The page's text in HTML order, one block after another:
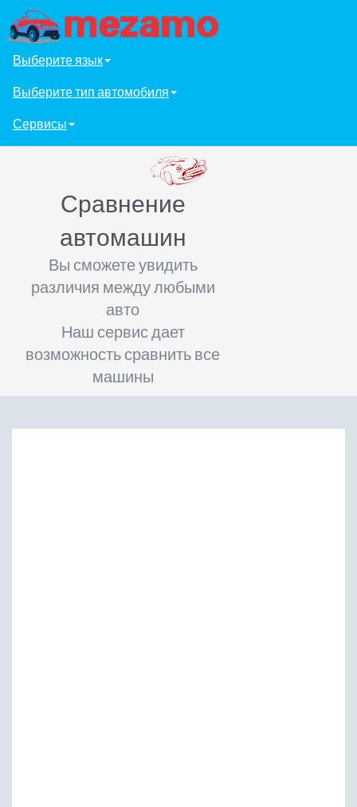
Выберите язык
Выберите тип автомобиля
Сервисы
Сравнение
автомашин
Вы сможете увидить
различия между любыми
авто
Наш сервис дает
возможность сравнить все
машины